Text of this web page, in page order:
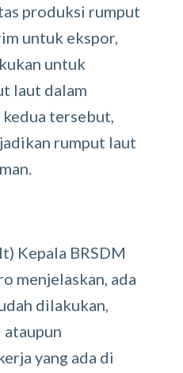
produksi rumput
untuk ekspor,
untuk
laut dalam
tersebut,
rumput laut
Kepala BRSDM
menjelaskan, ada
dilakukan,
ataupun
yang ada di